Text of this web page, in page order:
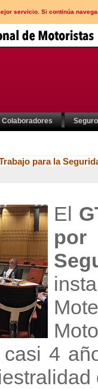
servicio. Si continúa
Colaboradores
para la
El
casi 4